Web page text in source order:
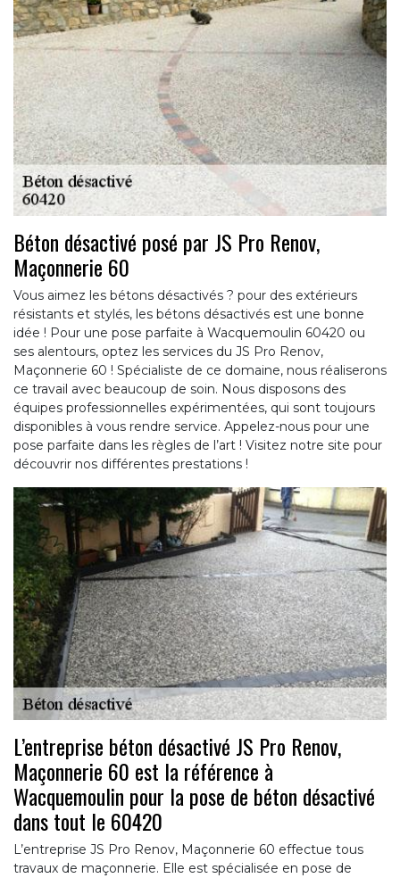
Béton désactivé posé par JS Pro Renov,
Maçonnerie 60
Vous aimez les bétons désactivés ? pour des extérieurs
résistants et stylés, les bétons désactivés est une bonne
idée ! Pour une pose parfaite à Wacquemoulin 60420 ou
ses alentours, optez les services du JS Pro Renov,
Maçonnerie 60 ! Spécialiste de ce domaine, nous réaliserons
ce travail avec beaucoup de soin. Nous disposons des
équipes professionnelles expérimentées, qui sont toujours
disponibles à vous rendre service. Appelez-nous pour une
pose parfaite dans les règles de l’art ! Visitez notre site pour
découvrir nos différentes prestations !
L’entreprise béton désactivé JS Pro Renov,
Maçonnerie 60 est la référence à
Wacquemoulin pour la pose de béton désactivé
dans tout le 60420
L’entreprise JS Pro Renov, Maçonnerie 60 effectue tous
travaux de maçonnerie. Elle est spécialisée en pose de